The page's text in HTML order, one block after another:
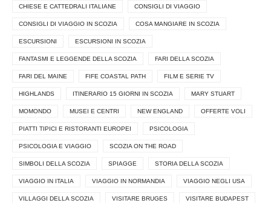
CHIESE E CATTEDRALI ITALIANE CONSIGLI DI VIAGGIO
CONSIGLI DI VIAGGIO IN SCOZIA COSA MANGIARE IN SCOZIA
ESCURSIONI ESCURSIONI IN SCOZIA
FANTASMI E LEGGENDE DELLA SCOZIA FARI DELLA SCOZIA
FARI DEL MAINE FIFE COASTAL PATH FILM E SERIE TV
HIGHLANDS ITINERARIO 15 GIORNI IN SCOZIA MARY STUART
MOMONDO MUSEI E CENTRI NEW ENGLAND OFFERTE VOLI
PIATTI TIPICI E RISTORANTI EUROPEI PSICOLOGIA
PSICOLOGIA E VIAGGIO SCOZIA ON THE ROAD
SIMBOLI DELLA SCOZIA SPIAGGE STORIA DELLA SCOZIA
VIAGGIO IN ITALIA VIAGGIO IN NORMANDIA VIAGGIO NEGLI USA
VILLAGGI DELLA SCOZIA VISITARE BRUGES VISITARE BUDAPEST